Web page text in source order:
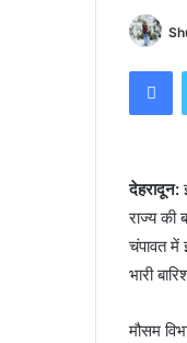
देहरादून:
राज्य की
चंपावत में
भारी
मौसम
पर
बाइक
से
मौके